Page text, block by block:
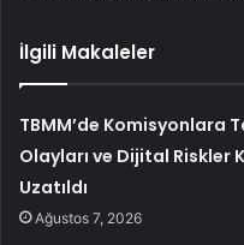
İlgili Makaleler
TBMM’de Komisyonlara
Olayları ve Dijital Riskler
Uzatıldı
Ağustos 7, 2026